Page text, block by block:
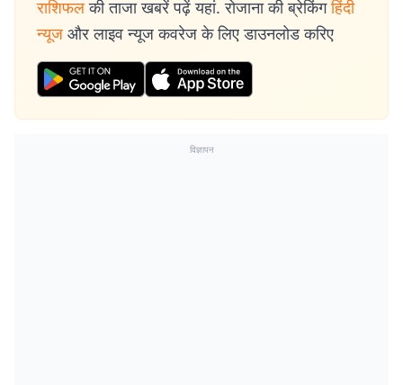
राशिफल की ताजा खबरें पढ़ें यहां. रोजाना की ब्रेकिंग हिंदी
न्यूज और लाइव न्यूज कवरेज के लिए डाउनलोड करिए
विज्ञापन